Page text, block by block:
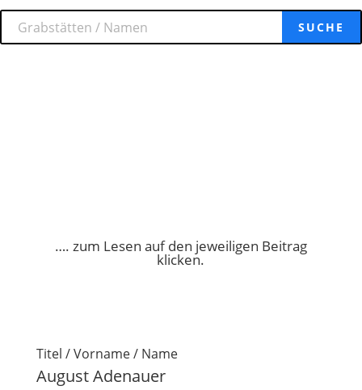
…. zum Lesen auf den jeweiligen Beitrag
klicken.
Titel / Vorname / Name
August Adenauer